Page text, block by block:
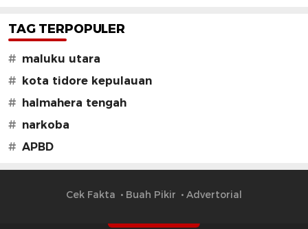
TAG TERPOPULER
# maluku utara
# kota tidore kepulauan
# halmahera tengah
# narkoba
# APBD
Cek Fakta Buah Pikir Advertorial